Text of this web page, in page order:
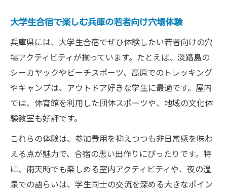
大学生合宿で楽しむ兵庫の若者向け穴場体験
兵庫県には、大学生合宿でぜひ体験したい若者向けの穴
場アクティビティが揃っています。たとえば、淡路島の
シーカヤックやビーチスポーツ、高原でのトレッキング
やキャンプは、アウトドア好きな学生に最適です。屋内
では、体育館を利用した団体スポーツや、地域の文化体
験教室も好評です。
これらの体験は、参加費用を抑えつつも非日常感を味わ
える点が魅力で、合宿の思い出作りにぴったりです。特
に、雨天時でも楽しめる室内アクティビティや、夜の温
泉での語らいは、学生同士の交流を深める大きなポイン